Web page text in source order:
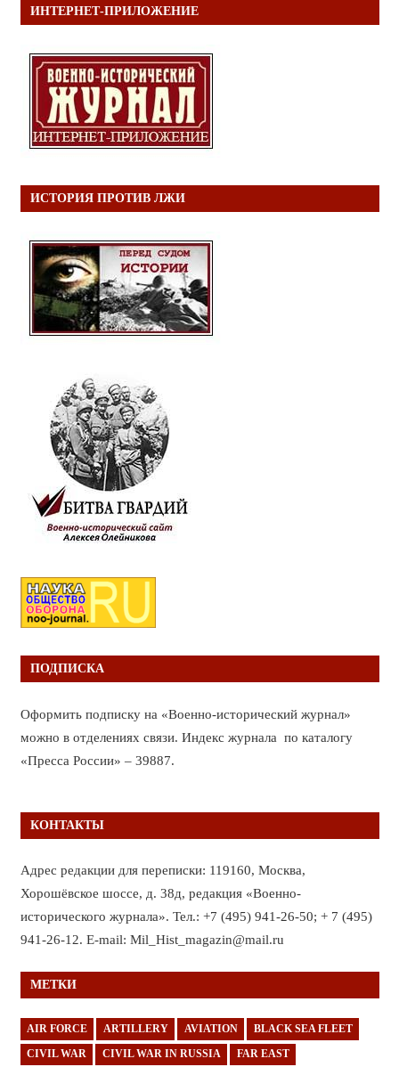
ИНТЕРНЕТ-ПРИЛОЖЕНИЕ
ИСТОРИЯ ПРОТИВ ЛЖИ
ПОДПИСКА
Оформить подписку на «Военно-исторический журнал»
можно в отделениях связи. Индекс журнала по каталогу
«Пресса России» – 39887.
КОНТАКТЫ
Адрес редакции для переписки: 119160, Москва,
Хорошёвское шоссе, д. 38д, редакция «Военно-
исторического журнала». Тел.: +7 (495) 941-26-50; + 7 (495)
941-26-12. E-mail: Mil_Hist_magazin@mail.ru
МЕТКИ
AIR FORCE ARTILLERY AVIATION BLACK SEA FLEET
CIVIL WAR CIVIL WAR IN RUSSIA FAR EAST